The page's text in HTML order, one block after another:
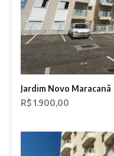
Jardim Novo Maracanã
R$ 1.900,00